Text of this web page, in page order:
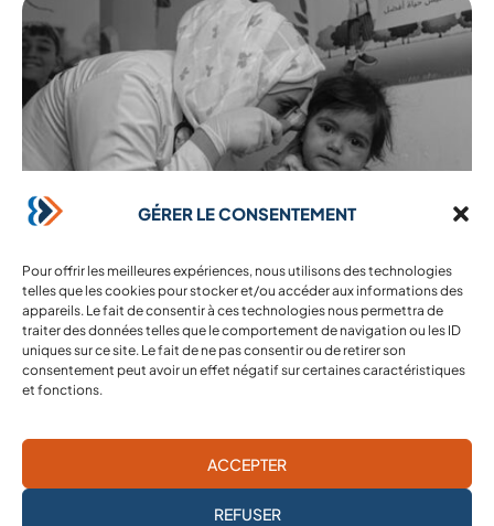
GÉRER LE CONSENTEMENT
Pour offrir les meilleures expériences, nous utilisons des technologies
telles que les cookies pour stocker et/ou accéder aux informations des
appareils. Le fait de consentir à ces technologies nous permettra de
traiter des données telles que le comportement de navigation ou les ID
uniques sur ce site. Le fait de ne pas consentir ou de retirer son
consentement peut avoir un effet négatif sur certaines caractéristiques
et fonctions.
ACCEPTER
REFUSER
16 octobre 2025
#DoctorsInDanger
La pétition » Stop aux attaques sur les travailleurs humanitaires
de santé ! « de l’ONG Mehad recueille plus de 6100 signatures
Lire l'article